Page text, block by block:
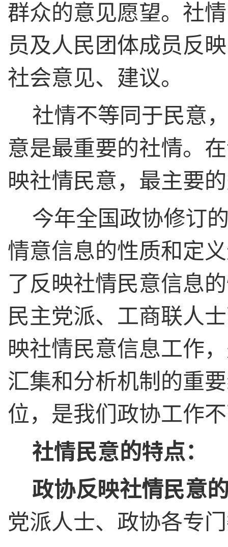
群众的意见愿望。社
员及人民团体成员反
社会意见、建议。
社情不等同于民意
意是最重要的社情。
映社情民意，最主要
今年全国政协修订
情意信息的性质和定
了反映社情民意信息
民主党派、工商联人
映社情民意信息工作
汇集和分析机制的重
位，是我们政协工作
社情民意的特点：
政协反映社情民意
党派人士、政协各专